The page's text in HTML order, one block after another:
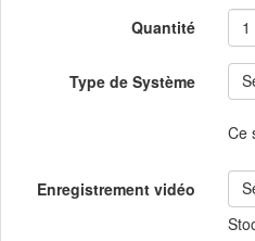
Quantité
Type de Système
Ce
Enregistrement vidéo